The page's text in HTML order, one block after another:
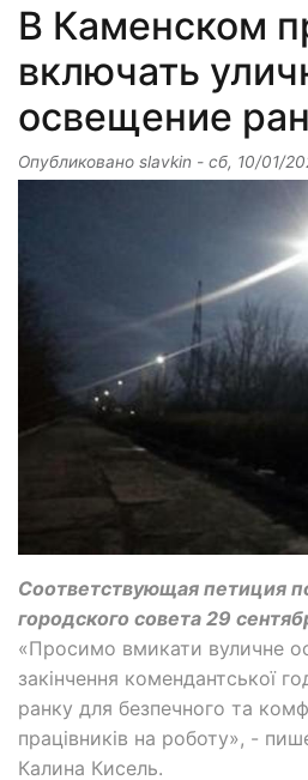
В Каменском
включать
освещение
Опубликовано slavkin - сб, 10/01/
Соответствующая петиция
городского совета 29
«Просимо вмикати вуличне
закінчення комендантської
ранку для безпечного та
працівників на роботу», -
Калина Кисель.